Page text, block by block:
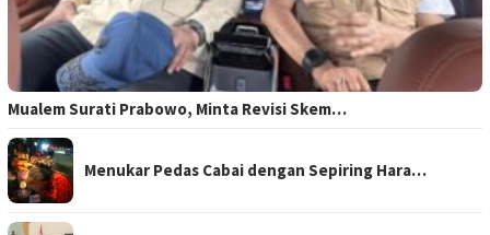
Mualem Surati Prabowo, Minta Revisi Skem…
Menukar Pedas Cabai dengan Sepiring Hara…